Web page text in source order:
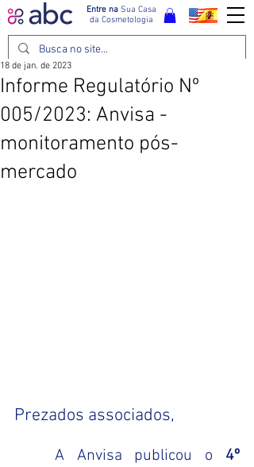
Entre naSua Casa
da Cosmetologia
Informe Regulatório Nº
005/2023: Anvisa -
monitoramento pós-
mercado
18 de jan. de 2023
Prezados associados,
A Anvisa publicou o 4º